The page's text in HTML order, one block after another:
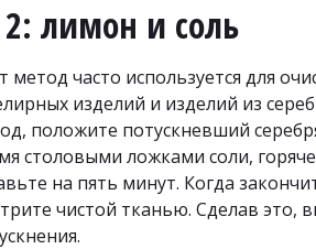
лимон и соль
метод часто используется для
изделий и изделий из
положите потускневший
столовыми ложками соли,
на пять минут. Когда
чистой тканью. Сделав это,